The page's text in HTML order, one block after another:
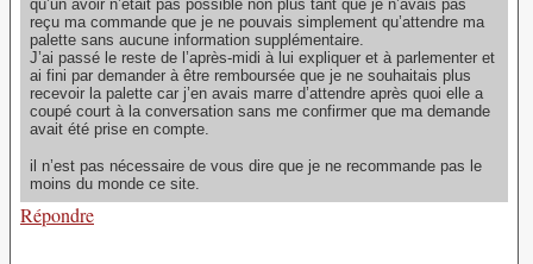
qu’un avoir n’était pas possible non plus tant que je n’avais pas
reçu ma commande que je ne pouvais simplement qu’attendre ma
palette sans aucune information supplémentaire.
J’ai passé le reste de l’après-midi à lui expliquer et à parlementer et
ai fini par demander à être remboursée que je ne souhaitais plus
recevoir la palette car j’en avais marre d’attendre après quoi elle a
coupé court à la conversation sans me confirmer que ma demande
avait été prise en compte.
il n’est pas nécessaire de vous dire que je ne recommande pas le
moins du monde ce site.
Répondre